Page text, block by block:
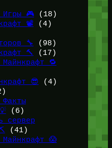
Игры 🎮(18)
📽️ (4)
🔧
(98)
🔨
(17)
Майнкрафт 🔁
😎 (4)
Факты
(6)
сервер
(41)
Майнкрафт 😱